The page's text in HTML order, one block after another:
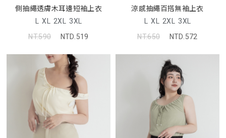
側抽繩透膚木耳邊短袖上衣
L XL 2XL 3XL
NT.590
NTD.519
涼感抽繩百搭無袖上衣
L XL 2XL 3XL
NT.650
NTD.572